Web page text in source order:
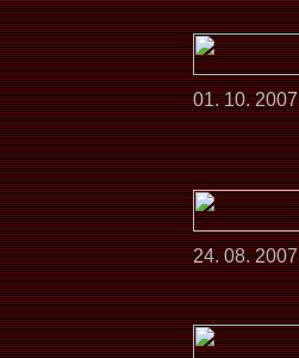
01. 10. 2007
24. 08. 2007